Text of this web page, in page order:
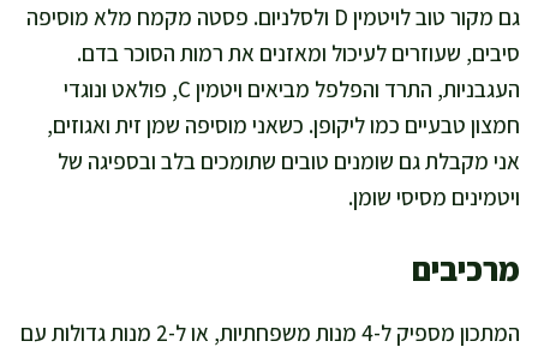
גם מקור טוב לויטמין D ולסלניום. פסטה מקמח מלא מוסיפה
סיבים, שעוזרים לעיכול ומאזנים את רמות הסוכר בדם.
העגבניות, התרד והפלפל מביאים ויטמין C, פולאט ונוגדי
חמצון טבעיים כמו ליקופן. כשאני מוסיפה שמן זית ואגוזים,
אני מקבלת גם שומנים טובים שתומכים בלב ובספיגה של
ויטמינים מסיסי שומן.
מרכיבים
המתכון מספיק ל-4 מנות משפחתיות, או ל-2 מנות גדולות עם